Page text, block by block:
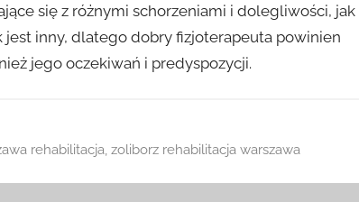
się z różnymi schorzeniami i dolegliwości, jak
jest inny, dlatego dobry fizjoterapeuta powinien
jego oczekiwań i predyspozycji.
rehabilitacja zoliborz rehabilitacja warszawa